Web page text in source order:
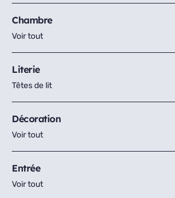
Chambre
Voir tout
Literie
Têtes de lit
Décoration
Voir tout
Entrée
Voir tout